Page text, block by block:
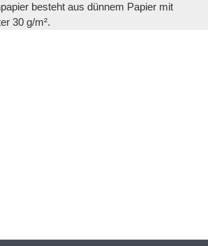
besteht aus dünnem Papier mit
30 g/m².